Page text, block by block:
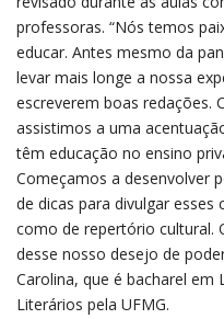
professoras. “Nós temos
educar. Antes mesmo da
levar mais longe a nossa
escreverem boas redações.
assistimos a uma
têm educação no ensino
Começamos a desenvolver
de dicas para divulgar
como de repertório cultural.
desse nosso desejo de
Carolina, que é bacharel em
Literários pela UFMG.